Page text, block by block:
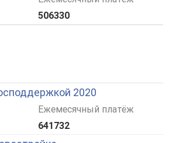
506330
2020
Ежемесячный платёж
641732